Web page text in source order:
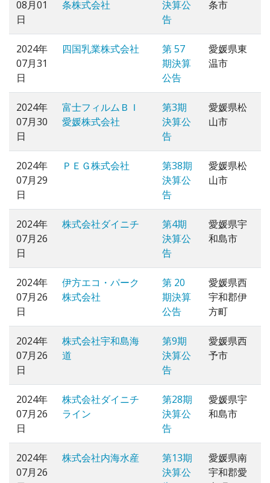
08月01
日
条株式会社
決算公
告
条市
2024年
07月31
日
四国乳業株式会社
第 57
期決算
公告
愛媛県東
温市
2024年
07月30
日
富士フィルムＢＩ
愛媛株式会社
第3期
決算公
告
愛媛県松
山市
2024年
07月29
日
ＰＥＧ株式会社
第38期
決算公
告
愛媛県松
山市
2024年
07月26
日
株式会社ダイニチ
第4期
決算公
告
愛媛県宇
和島市
2024年
07月26
日
伊方エコ・パーク
株式会社
第 20
期決算
公告
愛媛県西
宇和郡伊
方町
2024年
07月26
日
株式会社宇和島海
道
第9期
決算公
告
愛媛県西
予市
2024年
07月26
日
株式会社ダイニチ
ライン
第28期
決算公
告
愛媛県宇
和島市
2024年
07月26
株式会社内海水産
第13期
決算公
愛媛県南
宇和郡愛